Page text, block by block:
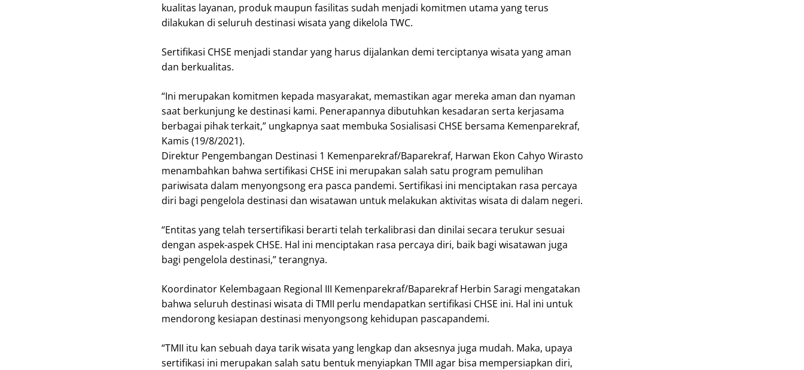
kualitas layanan, produk maupun fasilitas sudah menjadi komitmen utama yang terus
dilakukan di seluruh destinasi wisata yang dikelola TWC.
Sertifikasi CHSE menjadi standar yang harus dijalankan demi terciptanya wisata yang aman
dan berkualitas.
“Ini merupakan komitmen kepada masyarakat, memastikan agar mereka aman dan nyaman
saat berkunjung ke destinasi kami. Penerapannya dibutuhkan kesadaran serta kerjasama
berbagai pihak terkait,” ungkapnya saat membuka Sosialisasi CHSE bersama Kemenparekraf,
Kamis (19/8/2021).
Direktur Pengembangan Destinasi 1 Kemenparekraf/Baparekraf, Harwan Ekon Cahyo Wirasto
menambahkan bahwa sertifikasi CHSE ini merupakan salah satu program pemulihan
pariwisata dalam menyongsong era pasca pandemi. Sertifikasi ini menciptakan rasa percaya
diri bagi pengelola destinasi dan wisatawan untuk melakukan aktivitas wisata di dalam negeri.
“Entitas yang telah tersertifikasi berarti telah terkalibrasi dan dinilai secara terukur sesuai
dengan aspek-aspek CHSE. Hal ini menciptakan rasa percaya diri, baik bagi wisatawan juga
bagi pengelola destinasi,” terangnya.
Koordinator Kelembagaan Regional III Kemenparekraf/Baparekraf Herbin Saragi mengatakan
bahwa seluruh destinasi wisata di TMII perlu mendapatkan sertifikasi CHSE ini. Hal ini untuk
mendorong kesiapan destinasi menyongsong kehidupan pascapandemi.
“TMII itu kan sebuah daya tarik wisata yang lengkap dan aksesnya juga mudah. Maka, upaya
sertifikasi ini merupakan salah satu bentuk menyiapkan TMII agar bisa mempersiapkan diri,